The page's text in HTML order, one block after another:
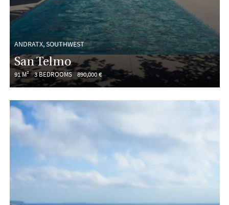
ANDRATX, SOUTHWEST
San Telmo
91 M² 3 BEDROOMS 890,000 €